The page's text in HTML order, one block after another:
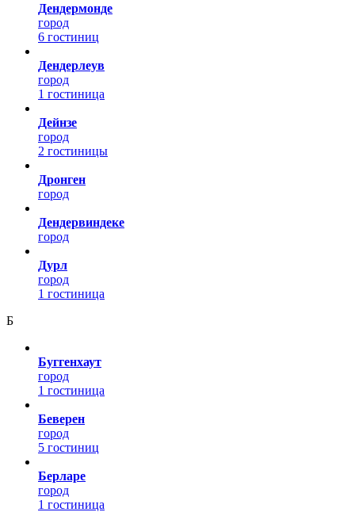
Дендермонде
город
6 гостиниц
Дендерлеув
город
1 гостиница
Дейнзе
город
2 гостиницы
Дронген
город
Дендервиндеке
город
Дурл
город
1 гостиница
Б
Буггенхаут
город
1 гостиница
Беверен
город
5 гостиниц
Берларе
город
1 гостиница